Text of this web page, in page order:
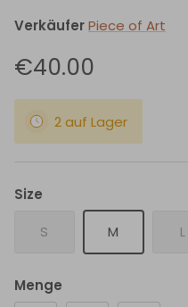
VerkäuferPiece of Art
€40.00
2 auf Lager
Size
S
M L
Menge